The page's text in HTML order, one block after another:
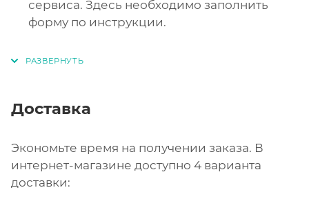
сервиса. Здесь необходимо заполнить
форму по инструкции.
Доставка
Экономьте время на получении заказа. В
интернет-магазине доступно 4 варианта
доставки: